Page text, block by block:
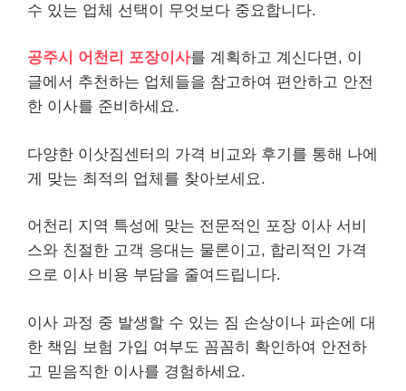
수 있는 업체 선택이 무엇보다 중요합니다.
공주시 어천리 포장이사를 계획하고 계신다면, 이
글에서 추천하는 업체들을 참고하여 편안하고 안전
한 이사를 준비하세요.
다양한 이삿짐센터의 가격 비교와 후기를 통해 나에
게 맞는 최적의 업체를 찾아보세요.
어천리 지역 특성에 맞는 전문적인 포장 이사 서비
스와 친절한 고객 응대는 물론이고, 합리적인 가격
으로 이사 비용 부담을 줄여드립니다.
이사 과정 중 발생할 수 있는 짐 손상이나 파손에 대
한 책임 보험 가입 여부도 꼼꼼히 확인하여 안전하
고 믿음직한 이사를 경험하세요.